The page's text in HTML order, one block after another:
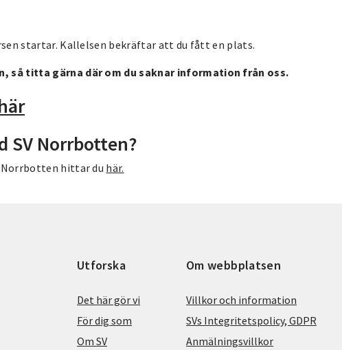
startar. Kallelsen bekräftar att du fått en plats.
så titta gärna där om du saknar information från oss.
SV Norrbotten?
hittar du här.
Utforska
Det här gör vi
För dig som
Om SV
Om webbplatsen
Villkor och information
SVs Integritetspolicy, GDPR
Anmälningsvillkor